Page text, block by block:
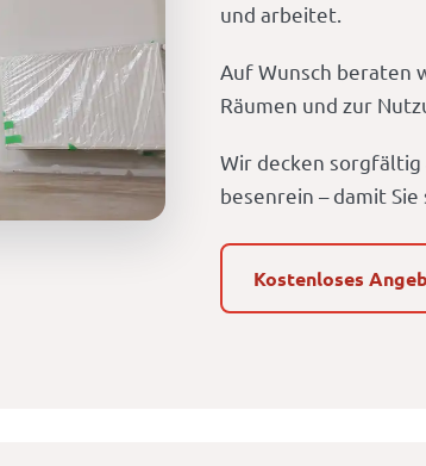
und arbeitet.
Auf Wunsch beraten
Räumen und zur
Wir decken sorgfältig
besenrein – damit
Kostenloses